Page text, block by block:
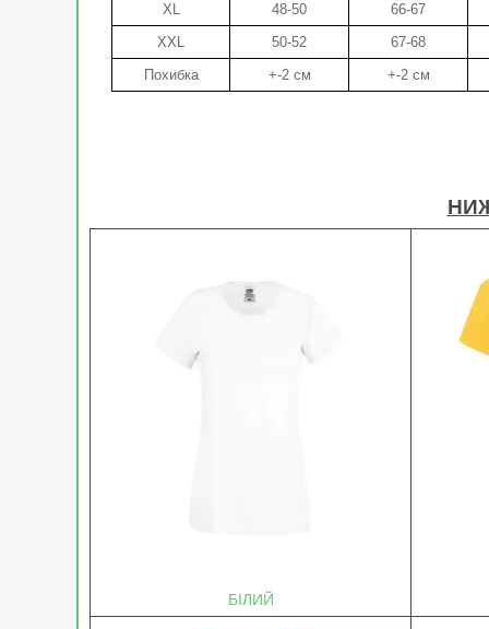
XL
48-50
66-67
XXL
50-52
67-68
Похибка
+-2 см +-2 см
БІЛИЙ